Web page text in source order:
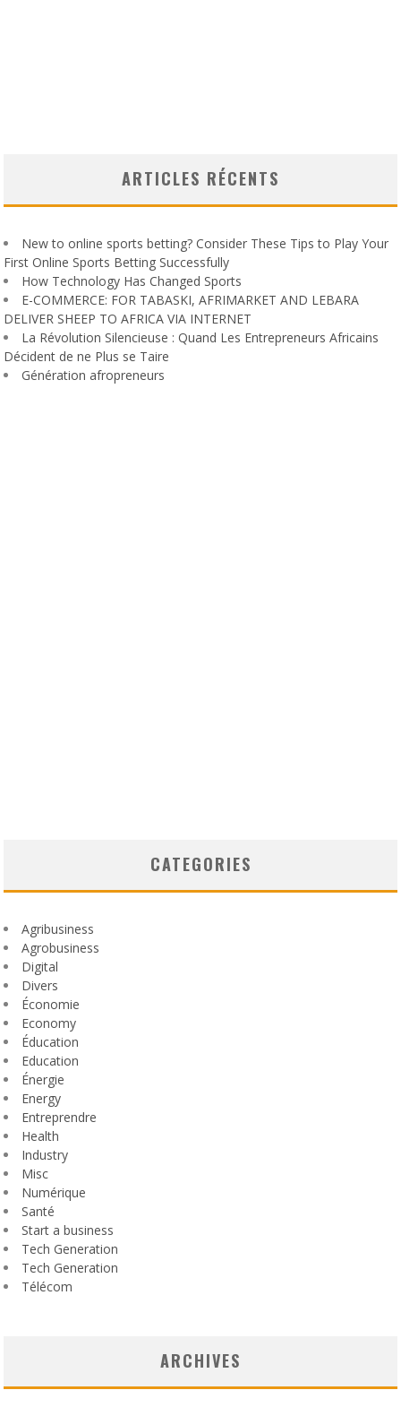
ARTICLES RÉCENTS
New to online sports betting? Consider These Tips to Play Your
First Online Sports Betting Successfully
How Technology Has Changed Sports
E-COMMERCE: FOR TABASKI, AFRIMARKET AND LEBARA
DELIVER SHEEP TO AFRICA VIA INTERNET
La Révolution Silencieuse : Quand Les Entrepreneurs Africains
Décident de ne Plus se Taire
Génération afropreneurs
CATEGORIES
Agribusiness
Agrobusiness
Digital
Divers
Économie
Economy
Éducation
Education
Énergie
Energy
Entreprendre
Health
Industry
Misc
Numérique
Santé
Start a business
Tech Generation
Tech Generation
Télécom
ARCHIVES